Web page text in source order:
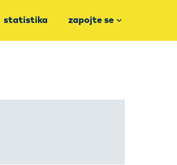
statistika zapojte se